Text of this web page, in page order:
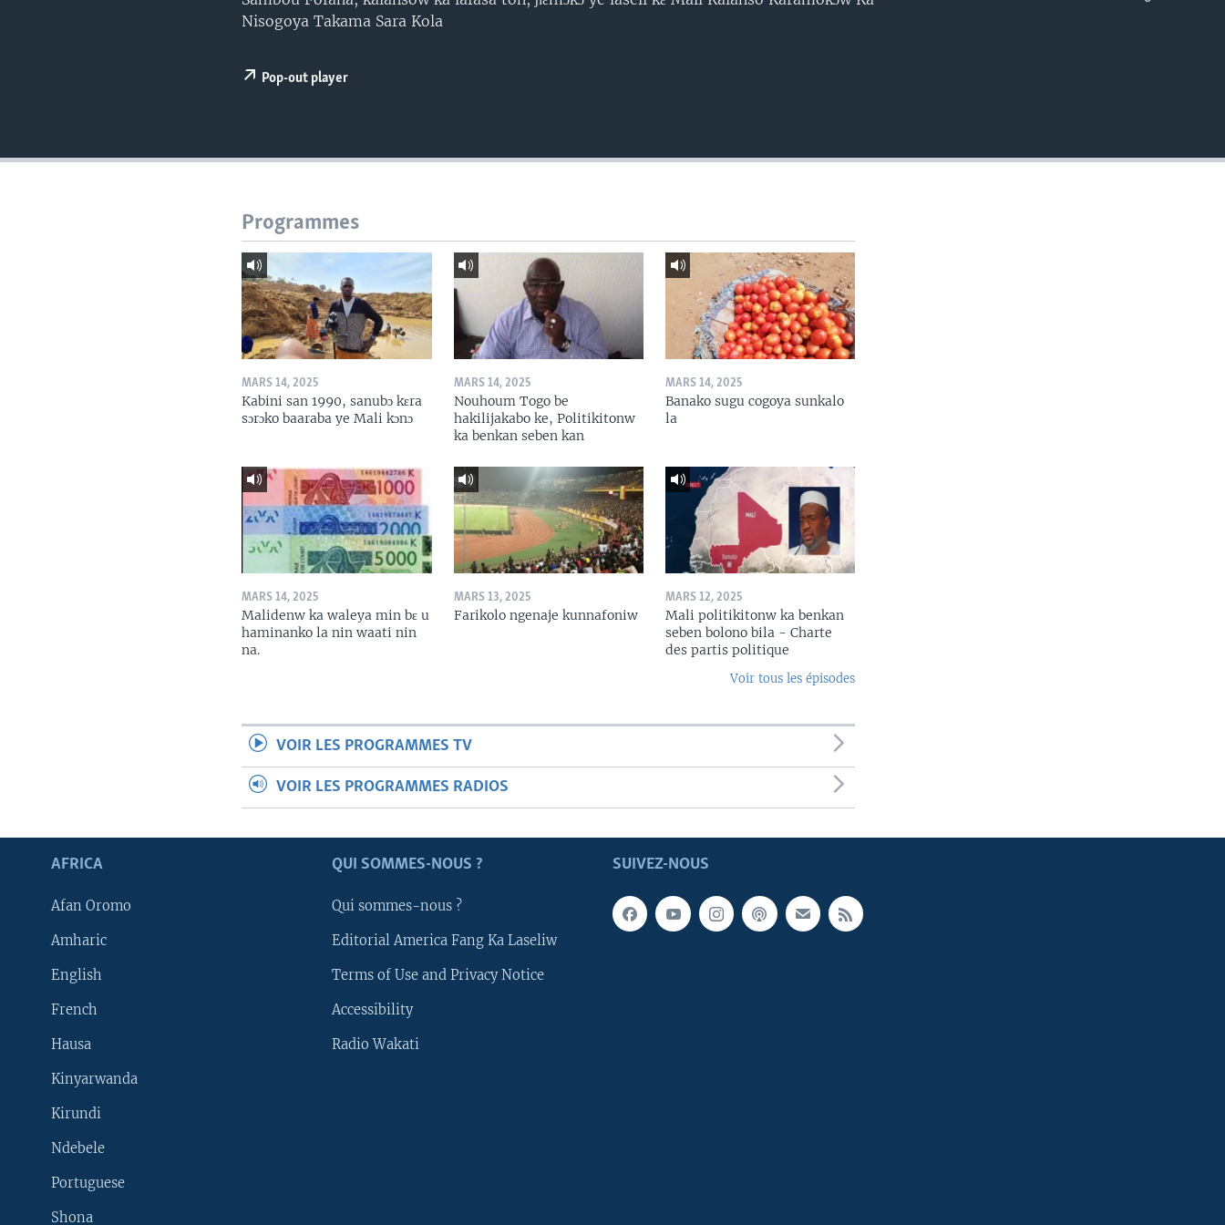
Nisogoya Takama Sara Kola
Pop-out player
Programmes
MARS 14, 2025
Kabini san 1990, sanubɔ kɛra
sɔrɔko baaraba ye Mali kɔnɔ
MARS 14, 2025
Nouhoum Togo be
hakilijakabo ke, Politikitonw
ka benkan seben kan
MARS 14, 2025
Banako sugu cogoya sunkalo
la
MARS 14, 2025
Malidenw ka waleya min bɛ u
haminanko la nin waati nin
na.
MARS 13, 2025
Farikolo ngenaje kunnafoniw
MARS 12, 2025
Mali politikitonw ka benkan
seben bolono bila - Charte
des partis politique
Voir tous les épisodes
VOIR LES PROGRAMMES TV
VOIR LES PROGRAMMES RADIOS
SUIVEZ-NOUS
AFRICA
Afan Oromo
Amharic
English
French
Hausa
Kinyarwanda
Kirundi
Ndebele
Portuguese
Shona
QUI SOMMES-NOUS ?
Qui sommes-nous ?
Editorial America Fang Ka Laseliw
Terms of Use and Privacy Notice
Accessibility
Radio Wakati